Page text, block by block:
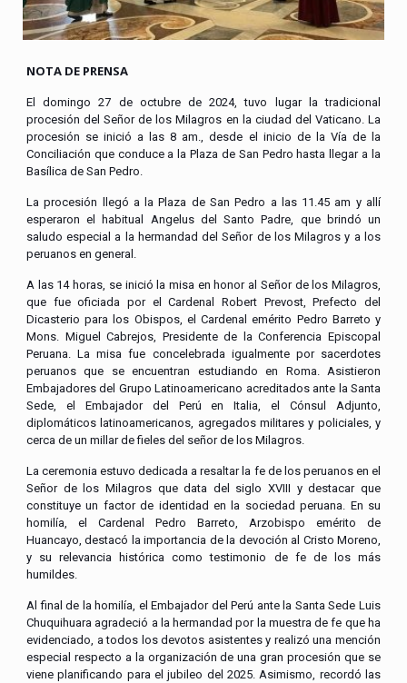
NOTA DE PRENSA
El domingo 27 de octubre de 2024, tuvo lugar la tradicional
procesión del Señor de los Milagros en la ciudad del Vaticano. La
procesión se inició a las 8 am., desde el inicio de la Vía de la
Conciliación que conduce a la Plaza de San Pedro hasta llegar a la
Basílica de San Pedro.
La procesión llegó a la Plaza de San Pedro a las 11.45 am y allí
esperaron el habitual Angelus del Santo Padre, que brindó un
saludo especial a la hermandad del Señor de los Milagros y a los
peruanos en general.
A las 14 horas, se inició la misa en honor al Señor de los Milagros,
que fue oficiada por el Cardenal Robert Prevost, Prefecto del
Dicasterio para los Obispos, el Cardenal emérito Pedro Barreto y
Mons. Miguel Cabrejos, Presidente de la Conferencia Episcopal
Peruana. La misa fue concelebrada igualmente por sacerdotes
peruanos que se encuentran estudiando en Roma. Asistieron
Embajadores del Grupo Latinoamericano acreditados ante la Santa
Sede, el Embajador del Perú en Italia, el Cónsul Adjunto,
diplomáticos latinoamericanos, agregados militares y policiales, y
cerca de un millar de fieles del señor de los Milagros.
La ceremonia estuvo dedicada a resaltar la fe de los peruanos en el
Señor de los Milagros que data del siglo XVIII y destacar que
constituye un factor de identidad en la sociedad peruana. En su
homilía, el Cardenal Pedro Barreto, Arzobispo emérito de
Huancayo, destacó la importancia de la devoción al Cristo Moreno,
y su relevancia histórica como testimonio de fe de los más
humildes.
Al final de la homilía, el Embajador del Perú ante la Santa Sede Luis
Chuquihuara agradeció a la hermandad por la muestra de fe que ha
evidenciado, a todos los devotos asistentes y realizó una mención
especial respecto a la organización de una gran procesión que se
viene planificando para el jubileo del 2025. Asimismo, recordó las